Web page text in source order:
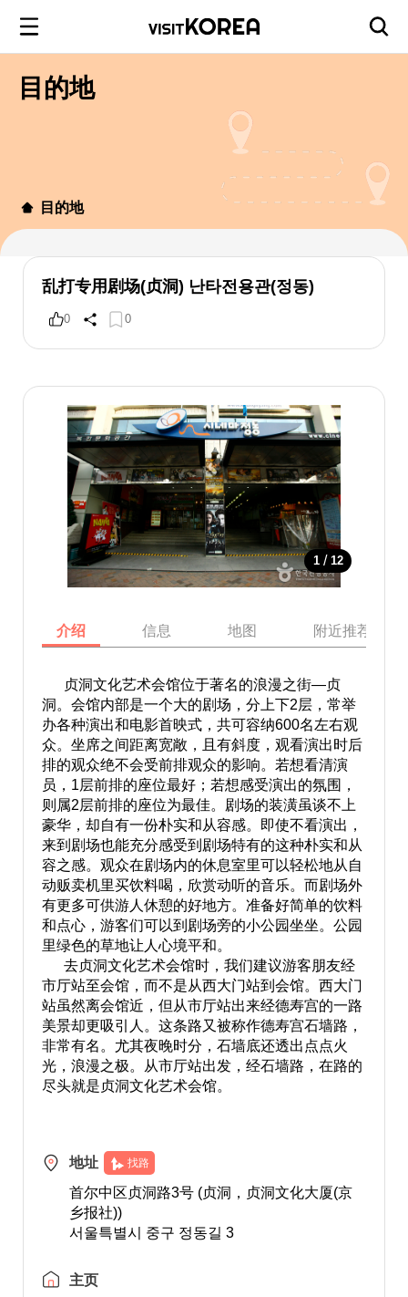
目的地
目的地
乱打专用剧场(贞洞) 난타전용관(정동)
0 0
1 / 12
介绍 信息 地图 附近推荐景点
贞洞文化艺术会馆位于著名的浪漫之街—贞
洞。会馆内部是一个大的剧场，分上下2层，常举
办各种演出和电影首映式，共可容纳600名左右观
众。坐席之间距离宽敞，且有斜度，观看演出时后
排的观众绝不会受前排观众的影响。若想看清演
员，1层前排的座位最好；若想感受演出的氛围，
则属2层前排的座位为最佳。剧场的装潢虽谈不上
豪华，却自有一份朴实和从容感。即使不看演出，
来到剧场也能充分感受到剧场特有的这种朴实和从
容之感。观众在剧场内的休息室里可以轻松地从自
动贩卖机里买饮料喝，欣赏动听的音乐。而剧场外
有更多可供游人休憩的好地方。准备好简单的饮料
和点心，游客们可以到剧场旁的小公园坐坐。公园
里绿色的草地让人心境平和。
去贞洞文化艺术会馆时，我们建议游客朋友经
市厅站至会馆，而不是从西大门站到会馆。西大门
站虽然离会馆近，但从市厅站出来经德寿宫的一路
美景却更吸引人。这条路又被称作德寿宫石墙路，
非常有名。尤其夜晚时分，石墙底还透出点点火
光，浪漫之极。从市厅站出发，经石墙路，在路的
尽头就是贞洞文化艺术会馆。
地址 找路
首尔中区贞洞路3号 (贞洞，贞洞文化大厦(京
乡报社))
서울특별시 중구 정동길 3
主页